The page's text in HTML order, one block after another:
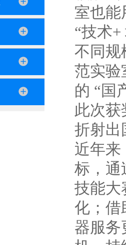
室也能
“技术
不同规
范实验
的 “国
此次
折射出
近年来
标，
技能大
化；借
器服务